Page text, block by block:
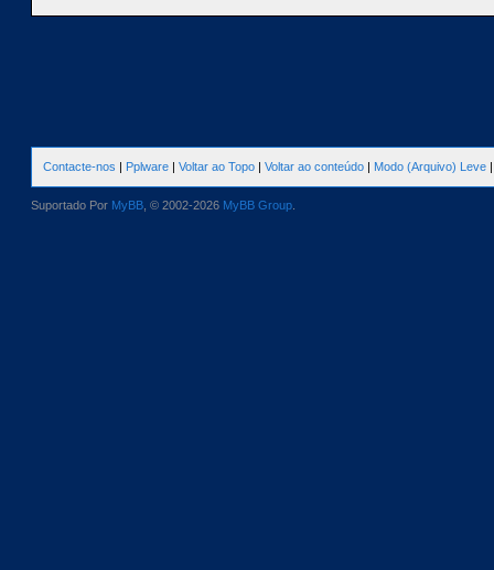
Contacte-nos | Pplware | Voltar ao Topo | Voltar ao conteúdo | Modo (Arquivo) Leve
Suportado Por MyBB , © 2002-2026 MyBB Group